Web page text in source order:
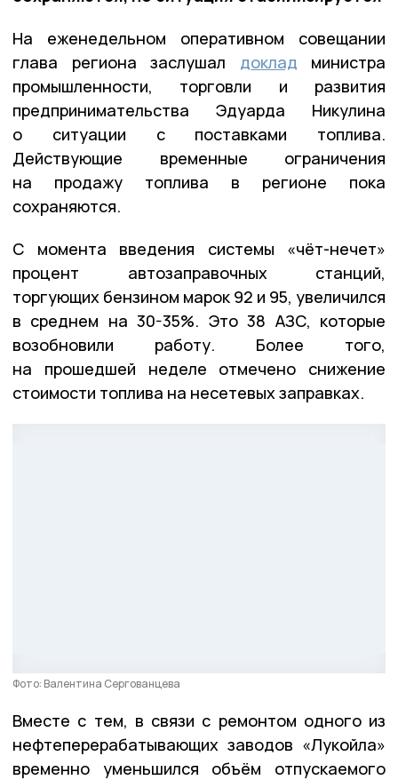
На еженедельном оперативном совещании
глава региона заслушал доклад министра
промышленности, торговли и развития
предпринимательства Эдуарда Никулина
о ситуации с поставками топлива.
Действующие временные ограничения
на продажу топлива в регионе пока
сохраняются.
С момента введения системы «чёт-нечет»
процент автозаправочных станций,
торгующих бензином марок 92 и 95, увеличился
в среднем на 30-35%. Это 38 АЗС, которые
возобновили работу. Более того,
на прошедшей неделе отмечено снижение
стоимости топлива на несетевых заправках.
Фото: Валентина Сергованцева
Вместе с тем, в связи с ремонтом одного из
нефтеперерабатывающих заводов «Лукойла»
временно уменьшился объём отпускаемого